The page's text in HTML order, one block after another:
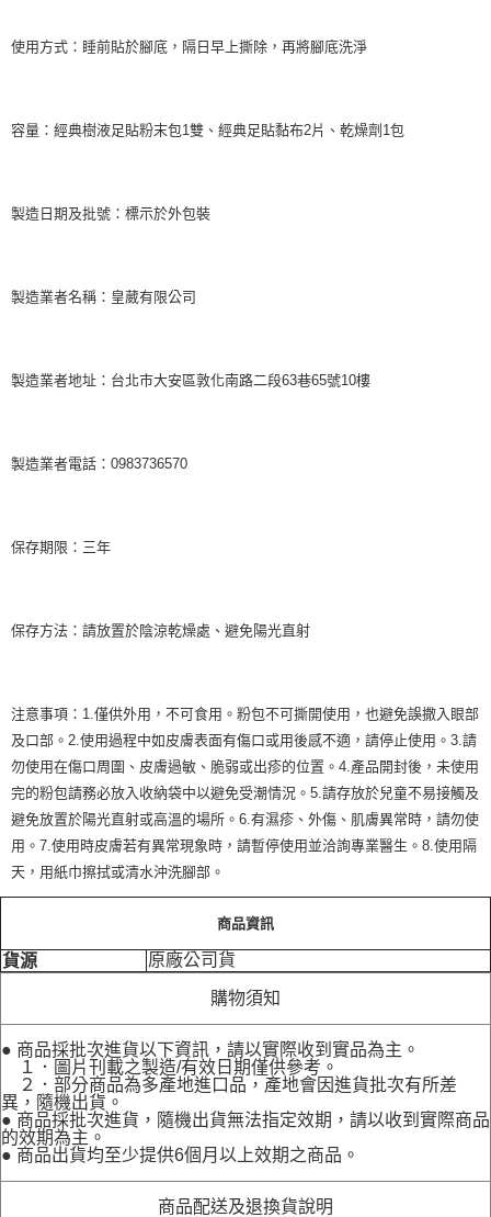
使用方式：睡前貼於腳底，隔日早上撕除，再將腳底洗淨
容量：經典樹液足貼粉末包1雙、經典足貼黏布2片、乾燥劑1包
製造日期及批號：標示於外包裝
製造業者名稱：皇葳有限公司
製造業者地址：台北市大安區敦化南路二段63巷65號10樓
製造業者電話：0983736570
保存期限：三年
保存方法：請放置於陰涼乾燥處、避免陽光直射
注意事項：1.僅供外用，不可食用。粉包不可撕開使用，也避免誤撒入眼部
及口部。2.使用過程中如皮膚表面有傷口或用後感不適，請停止使用。3.請
勿使用在傷口周圍、皮膚過敏、脆弱或出疹的位置。4.產品開封後，未使用
完的粉包請務必放入收納袋中以避免受潮情況。5.請存放於兒童不易接觸及
避免放置於陽光直射或高溫的場所。6.有濕疹、外傷、肌膚異常時，請勿使
用。7.使用時皮膚若有異常現象時，請暫停使用並洽詢專業醫生。8.使用隔
天，用紙巾擦拭或清水沖洗腳部。
商品資訊
貨源 原廠公司貨
購物須知
● 商品採批次進貨以下資訊，請以實際收到實品為主。
１．圖片刊載之製造/有效日期僅供參考。
２．部分商品為多產地進口品，產地會因進貨批次有所差
異，隨機出貨。
● 商品採批次進貨，隨機出貨無法指定效期，請以收到實際商品
的效期為主。
● 商品出貨均至少提供6個月以上效期之商品。
商品配送及退換貨說明